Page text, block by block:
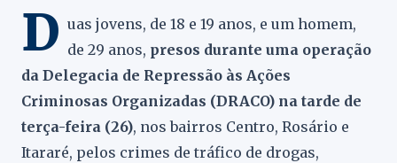
D uas jovens, de 18 e 19 anos, e um homem,
de 29 anos, presos durante uma operação
da Delegacia de Repressão às Ações
Criminosas Organizadas (DRACO) na tarde de
terça-feira (26), nos bairros Centro, Rosário e
Itararé, pelos crimes de tráfico de drogas,